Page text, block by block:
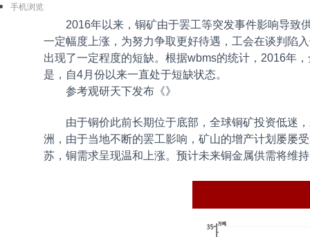
手机浏览
2016年以来，铜矿由于罢工等突发事件影响导致
一定幅度上涨，为努力争取更好待遇，工会在谈判陷
出现了一定程度的短缺。根据wbms的统计，2016年
是，自4月份以来一直处于短缺状态。
参考观研天下发布《》
由于铜价此前长期位于底部，全球铜矿投资低迷
洲，由于当地不断的罢工影响，矿山的增产计划屡屡
苏，铜需求呈现温和上涨。预计未来铜金属供需将维